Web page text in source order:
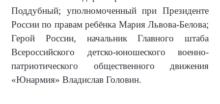
Поддубный; уполномоченный при Президенте
России по правам ребёнка Мария Львова-Белова;
Герой России, начальник Главного штаба
Всероссийского детско-юношеского военно-
патриотического общественного движения
«Юнармия» Владислав Головин.